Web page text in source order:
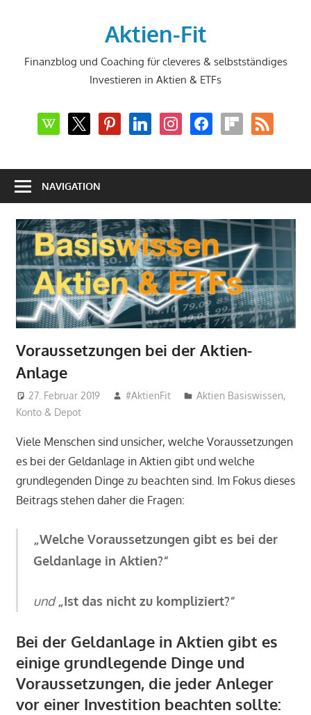
Aktien-Fit
Finanzblog und Coaching für cleveres & selbstständiges
Investieren in Aktien & ETFs
wikipedia
x pinterestlinkedininstagramfacebookflipboard
rss
NAVIGATION
Voraussetzungen bei der Aktien-
Anlage
27. Februar 2019 #AktienFit Aktien Basiswissen,
Konto & Depot
Viele Menschen sind unsicher, welche Voraussetzungen
es bei der Geldanlage in Aktien gibt und welche
grundlegenden Dinge zu beachten sind. Im Fokus dieses
Beitrags stehen daher die Fragen:
„Welche Voraussetzungen gibt es bei der
Geldanlage in Aktien?“
und „Ist das nicht zu kompliziert?“
Bei der Geldanlage in Aktien gibt es
einige grundlegende Dinge und
Voraussetzungen, die jeder Anleger
vor einer Investition beachten sollte: